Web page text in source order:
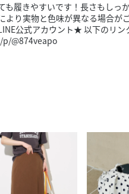
長期で働きたい方）
スポットで働きたい
も履きやすいです！長さもし
より実物と色味が異なる場合
公式アカウント★ 以下のリ
@874veapo